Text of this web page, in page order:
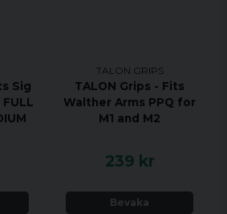
Sig
TALON GRIPS
TALON Grips - Fits
Walther Arms PPQ for
M1 and M2
239 kr
Bevaka